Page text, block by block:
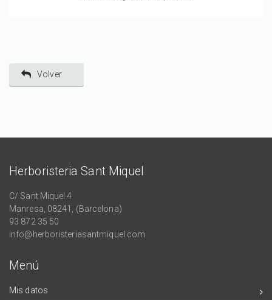
Volver
Herboristeria Sant Miquel
C/ Sant Miquel 4
Manresa, 08241, (Barcelona)
93 872 35 50
info@herboristeriasantmiquel.com
Menú
Mis datos